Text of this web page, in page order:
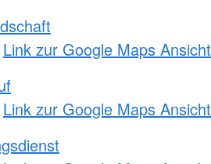
Link zur Google Maps Ansicht
Link zur Google Maps Ansicht